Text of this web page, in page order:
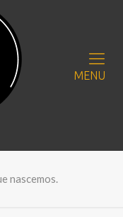
MENU
nascemos.